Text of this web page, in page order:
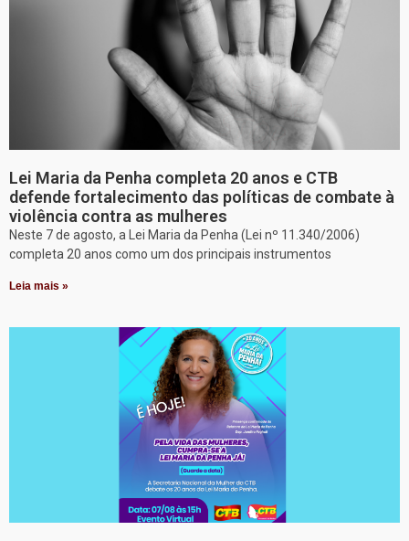
Lei Maria da Penha completa 20 anos e CTB
defende fortalecimento das políticas de combate à
violência contra as mulheres
Neste 7 de agosto, a Lei Maria da Penha (Lei nº 11.340/2006)
completa 20 anos como um dos principais instrumentos
Leia mais »